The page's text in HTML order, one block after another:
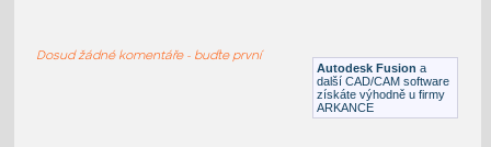
STAINLESS I.D. PIPE MITRED ELBOW
Autodesk Fusion a
další CAD/CAM software
získáte výhodně u firmy
ARKANCE
Dosud žádné komentáře - buďte první